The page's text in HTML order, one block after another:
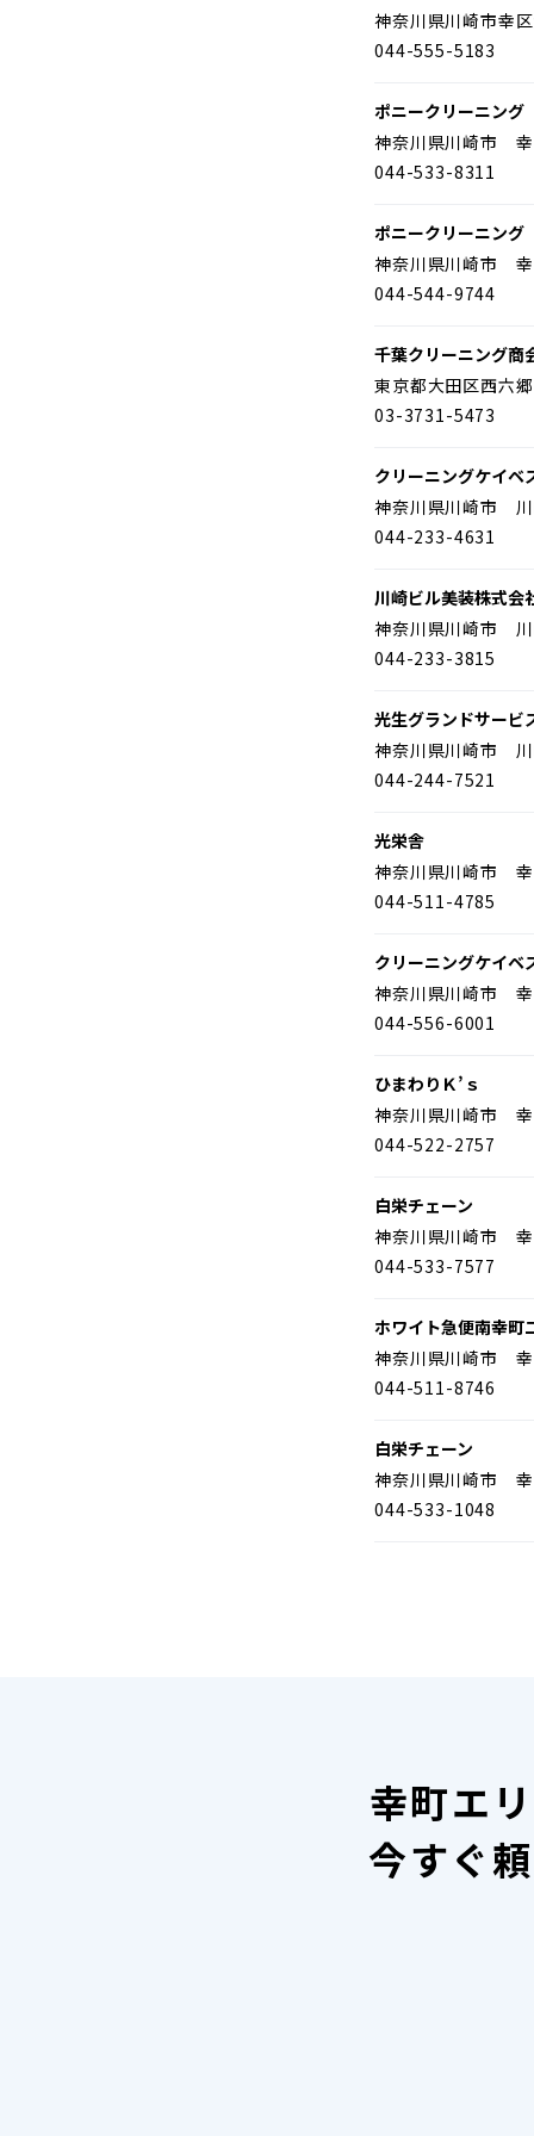
神奈川県川崎市幸
044-555-5183
ポニークリーニン
神奈川県川崎市 幸
044-533-8311
ポニークリーニン
神奈川県川崎市 幸
044-544-9744
千葉クリーニング商
東京都大田区西六
03-3731-5473
クリーニングケイベ
神奈川県川崎市 川
044-233-4631
川崎ビル美装株式会
神奈川県川崎市 川
044-233-3815
光生グランドサービ
神奈川県川崎市 川
044-244-7521
光栄舎
神奈川県川崎市 幸
044-511-4785
クリーニングケイ
神奈川県川崎市 幸
044-556-6001
ひまわりＫ’ｓ
神奈川県川崎市 幸
044-522-2757
白栄チェーン
神奈川県川崎市 幸
044-533-7577
ホワイト急便南幸町
神奈川県川崎市 幸
044-511-8746
白栄チェーン
神奈川県川崎市 幸
044-533-1048
幸町エ
今すぐ